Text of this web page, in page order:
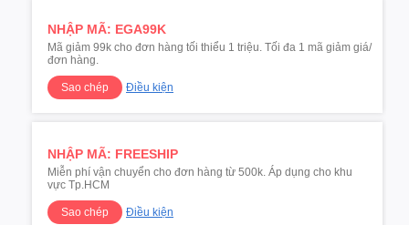
NHẬP MÃ: EGA99K
Mã giảm 99k cho đơn hàng tối thiểu 1 triệu. Tối đa 1 mã giảm giá/
đơn hàng.
Sao chép Điều kiện
NHẬP MÃ: FREESHIP
Miễn phí vận chuyển cho đơn hàng từ 500k. Áp dụng cho khu
vực Tp.HCM
Sao chép Điều kiện